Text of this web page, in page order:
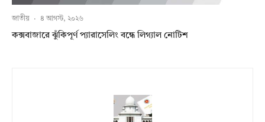
জাতীয় · ৪ আগস্ট, ২০২৬
কক্সবাজারে ঝুঁকিপূর্ণ প্যারাসেলিং বন্ধে লিগ্যাল নোটিশ